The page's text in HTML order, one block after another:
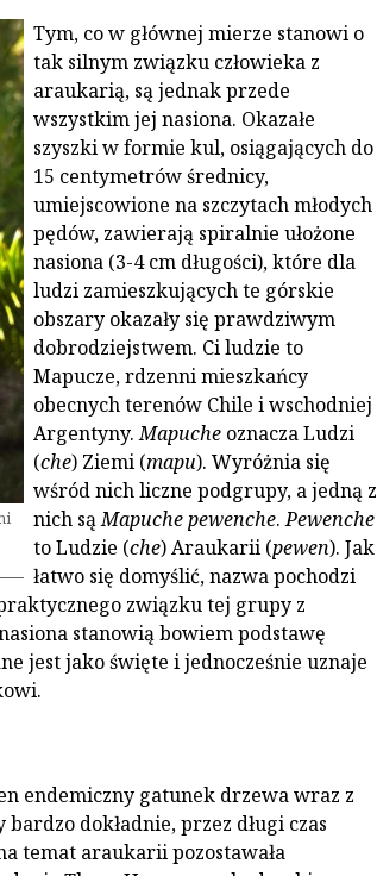
Tym, co w głównej mierze stanowi o
tak silnym związku człowieka z
araukarią, są jednak przede
wszystkim jej nasiona. Okazałe
szyszki w formie kul, osiągających do
15 centymetrów średnicy,
umiejscowione na szczytach młodych
pędów, zawierają spiralnie ułożone
nasiona (3-4 cm długości), które dla
ludzi zamieszkujących te górskie
obszary okazały się prawdziwym
dobrodziejstwem. Ci ludzie to
Mapucze, rdzenni mieszkańcy
obecnych terenów Chile i wschodniej
Argentyny.Mapucheoznacza Ludzi
(che) Ziemi (mapu). Wyróżnia się
wśród nich liczne podgrupy, a jedną z
nich sąMapuche pewenche.Pewenche
to Ludzie (che) Araukarii (pewen). Jak
łatwo się domyślić, nazwa pochodzi
związku tej grupy z
stanowią bowiem podstawę
jest jako święte i jednocześnie uznaje
endemiczny gatunek drzewa wraz z
dokładnie, przez długi czas
temat araukarii pozostawała